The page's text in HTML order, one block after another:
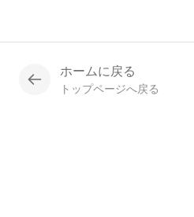
ホームに戻る
トップページへ戻る